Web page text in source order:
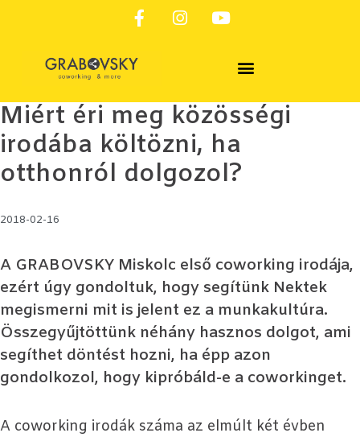
Miért éri meg közösségi
irodába költözni, ha
otthonról dolgozol?
2018-02-16
A GRABOVSKY Miskolc első coworking irodája,
ezért úgy gondoltuk, hogy segítünk Nektek
megismerni mit is jelent ez a munkakultúra.
Összegyűjtöttünk néhány hasznos dolgot, ami
segíthet döntést hozni, ha épp azon
gondolkozol, hogy kipróbáld-e a coworkinget.
A coworking irodák száma az elmúlt két évben